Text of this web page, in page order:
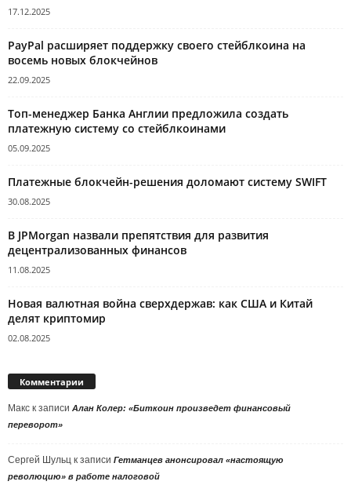
17.12.2025
PayPal расширяет поддержку своего стейблкоина на
восемь новых блокчейнов
22.09.2025
Топ-менеджер Банка Англии предложила создать
платежную систему со стейблкоинами
05.09.2025
Платежные блокчейн-решения доломают систему SWIFT
30.08.2025
В JPMorgan назвали препятствия для развития
децентрализованных финансов
11.08.2025
Новая валютная война сверхдержав: как США и Китай
делят криптомир
02.08.2025
Комментарии
Макс к записи Алан Колер: «Биткоин произведет финансовый
переворот»
Сергей Шульц к записи Гетманцев анонсировал «настоящую
революцию» в работе налоговой